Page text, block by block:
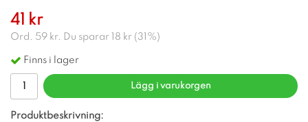
41 kr
Ord. 59 kr. Du sparar 18 kr ( 31 %)
Finns i lager
Lägg i varukorgen
Produktbeskrivning: